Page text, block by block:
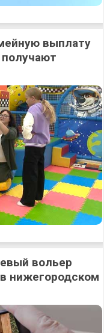
выплату
вольер
нижегородском